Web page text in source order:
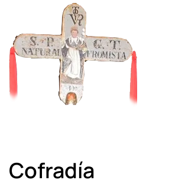
Skip to main content
Cofradía